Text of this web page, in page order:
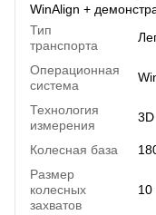
WinAlign +
Тип
транспорта
Операционная
система
Технология
измерения
3D
Колесная база
Размер
колесных
захватов
10